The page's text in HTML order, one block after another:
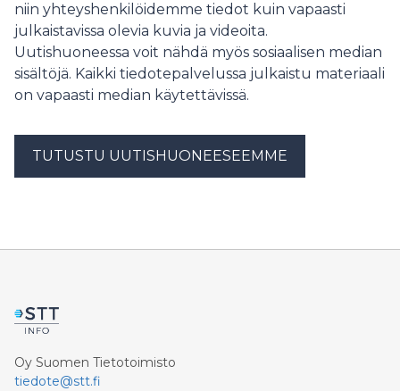
niin yhteyshenkilöidemme tiedot kuin vapaasti
julkaistavissa olevia kuvia ja videoita.
Uutishuoneessa voit nähdä myös sosiaalisen median
sisältöjä. Kaikki tiedotepalvelussa julkaistu materiaali
on vapaasti median käytettävissä.
TUTUSTU UUTISHUONEESEEMME
Oy Suomen Tietotoimisto
tiedote@stt.fi